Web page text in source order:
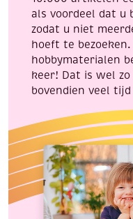
als voordeel dat u
zodat u niet
hoeft te
hobbymaterialen
keer! Dat is wel
bovendien veel